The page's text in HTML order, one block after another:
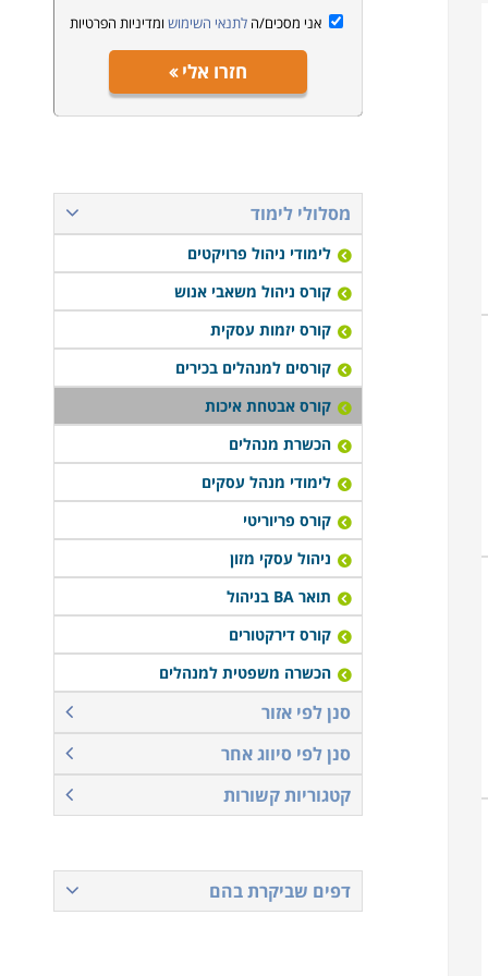
אני מסכים/הלתנאי השימוש ומדיניות הפרטיות
חזרו אלי
מסלולי לימוד
לימודי ניהול פרויקטים
קורס ניהול משאבי אנוש
קורס יזמות עסקית
קורסים למנהלים בכירים
קורס אבטחת איכות
הכשרת מנהלים
לימודי מנהל עסקים
קורס פריוריטי
ניהול עסקי מזון
תואר BA בניהול
קורס דירקטורים
הכשרה משפטית למנהלים
סנן לפי אזור
סנן לפי סיווג אחר
קטגוריות קשורות
דפים שביקרת בהם